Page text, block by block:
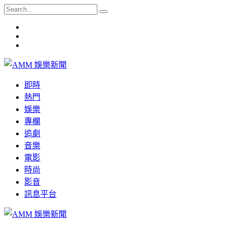
即時
熱門
娛樂
專欄
追劇
音樂
電影
時尚
影音
訊息平台